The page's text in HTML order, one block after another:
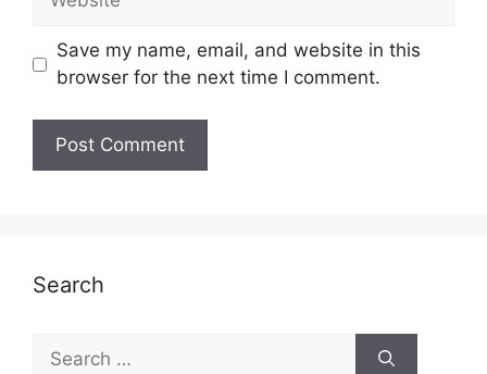
Save my name, email, and website in this
browser for the next time I comment.
Search